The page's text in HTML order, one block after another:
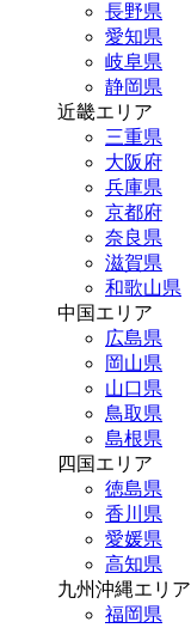
長野県
愛知県
岐阜県
静岡県
近畿エリア
三重県
大阪府
兵庫県
京都府
奈良県
滋賀県
和歌山県
中国エリア
広島県
岡山県
山口県
鳥取県
島根県
四国エリア
徳島県
香川県
愛媛県
高知県
九州沖縄エリア
福岡県